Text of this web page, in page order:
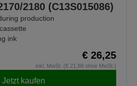
2180 (C13S015086)
production
ink
€ 26,25
inkl. MwSt. (€ 21,88 ohne MwSt.)
Jetzt kaufen